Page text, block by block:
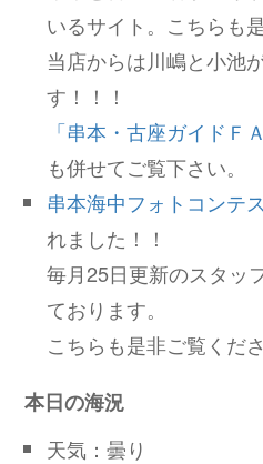
いるサイト。こちらも
当店からは川嶋と小池
す！！！
「串本・古座ガイドＦ
も併せてご覧下さい。
串本海中フォトコンテ
れました！！
毎月25日更新のスタッ
ております。
こちらも是非ご覧くだ
本日の海況
天気：曇り